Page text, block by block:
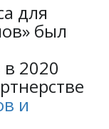
для
был
в 2020
и